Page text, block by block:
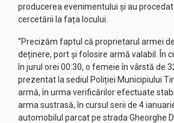
producerea evenimentului și au
cercetării la fața locului.
“Precizăm faptul că proprietarul armei
deținere, port și folosire armă valabil. În
în jurul orei 00:30, o femeie în vârstă de
prezentat la sediul Poliției Municipiului
armă, în urma verificărilor efectuate
arma sustrasă, în cursul serii de 4
automobilul parcat pe strada Gheorghe